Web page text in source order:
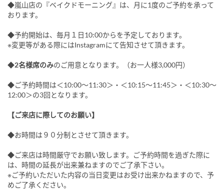
◆嵐山店の『ベイクドモーニング』は、月に1度のご予約を承って
おります。
◆予約開始は、毎月１日10:00からを予定しております。
※変更等がある際にはInstagramにて告知させて頂きます。
◆2名様席のみのご用意となります。（お一人様3,000円）
◆ご予約時間は＜10:00～11:30＞・＜10:15～11:45＞・＜10:30～
12:00＞の3回となります。
【ご来店に際してのお願い】
◆お時間は９０分制とさせて頂きます。
◆ご来店は時間厳守でお願い致します。ご予約時間を過ぎた際に
は、時間の延長が出来兼ねますのでご了承下さい。
※ご予約いただいた内容の当日変更はお受け出来かねますので、予
めご了承ください。